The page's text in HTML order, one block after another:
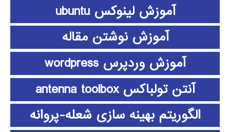
آموزش لینوکس ubuntu
آموزش نوشتن مقاله
آموزش وردپرس wordpress
آنتن تولباکس antenna toolbox
الگوریتم بهینه سازی شعله-پروانه